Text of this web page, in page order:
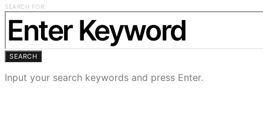
SEARCH FOR:
SEARCH
Input your search keywords and press Enter.